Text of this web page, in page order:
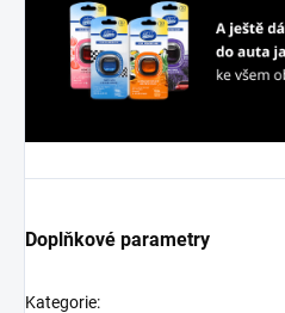
Doplňkové parametry
Kategorie: